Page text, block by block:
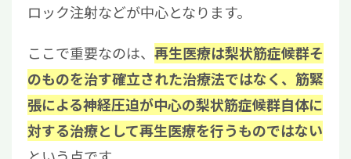
ロック注射などが中心となります。
ここで重要なのは、 再生医療は梨状筋症候群そ
のものを治す確立された治療法ではなく、筋緊
張による神経圧迫が中心の梨状筋症候群自体に
対する治療として再生医療を行うものではない